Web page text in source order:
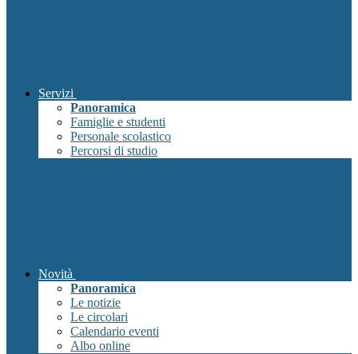
Servizi
Panoramica
Famiglie e studenti
Personale scolastico
Percorsi di studio
Novità
Panoramica
Le notizie
Le circolari
Calendario eventi
Albo online